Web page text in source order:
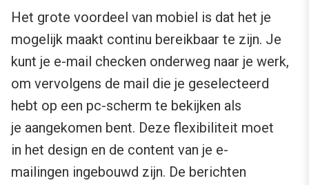
Het grote voordeel van mobiel is dat het je
mogelijk maakt continu bereikbaar te zijn. Je
kunt je e-mail checken onderweg naar je werk,
om vervolgens de mail die je geselecteerd
hebt op een pc-scherm te bekijken als
je aangekomen bent. Deze flexibiliteit moet
in het design en de content van je e-
mailingen ingebouwd zijn. De berichten